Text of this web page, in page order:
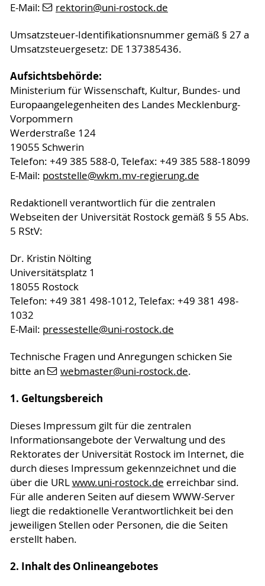
E-Mail:
rektorin@uni-rostock.de
Umsatzsteuer-Identifikationsnummer gemäß § 27 a
Umsatzsteuergesetz: DE 137385436.
Aufsichtsbehörde:
Ministerium für Wissenschaft, Kultur, Bundes- und
Europaangelegenheiten des Landes Mecklenburg-
Vorpommern
Werderstraße 124
19055 Schwerin
Telefon: +49 385 588-0, Telefax: +49 385 588-18099
E-Mail: poststelle@wkm.mv-regierung.de
Redaktionell verantwortlich für die zentralen
Webseiten der Universität Rostock gemäß § 55 Abs.
5 RStV:
Dr. Kristin Nölting
Universitätsplatz 1
18055 Rostock
Telefon: +49 381 498-1012, Telefax: +49 381 498-
1032
E-Mail: pressestelle@uni-rostock.de
Technische Fragen und Anregungen schicken Sie
bitte an
webmaster@uni-rostock.de.
1. Geltungsbereich
Dieses Impressum gilt für die zentralen
Informationsangebote der Verwaltung und des
Rektorates der Universität Rostock im Internet, die
durch dieses Impressum gekennzeichnet und die
über die URLwww.uni-rostock.de erreichbar sind.
Für alle anderen Seiten auf diesem WWW-Server
liegt die redaktionelle Verantwortlichkeit bei den
jeweiligen Stellen oder Personen, die die Seiten
erstellt haben.
2. Inhalt des Onlineangebotes